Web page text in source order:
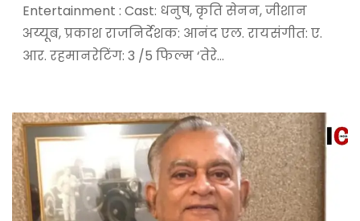
Entertainment : Cast: धनुष, कृति सेनन, जीशान
अय्यूब, प्रकाश राजनिर्देशक: आनंद एल. रायसंगीत: ए.
आर. रहमानरेटिंग: 3 /5 फिल्म ‘तेरे…